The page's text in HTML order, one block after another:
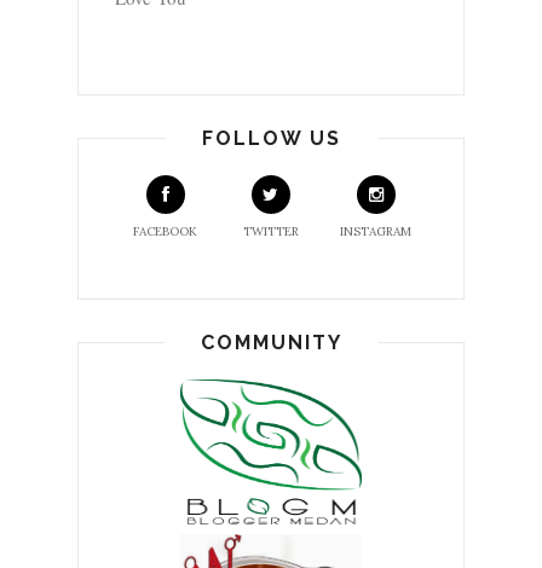
FOLLOW US
FACEBOOK TWITTER INSTAGRAM
COMMUNITY